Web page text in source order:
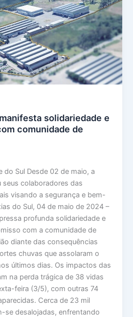
solidariedade e
comunidade de
do Sul Desde 02 de maio, a
colaboradores das
visando a segurança e bem-
do Sul, 04 de maio de 2024 –
profunda solidariedade e
com a comunidade de
diante das consequências
chuvas que assolaram o
últimos dias. Os impactos das
na perda trágica de 38 vidas
feira (3/5), com outras 74
Cerca de 23 mil
se desalojadas, enfrentando